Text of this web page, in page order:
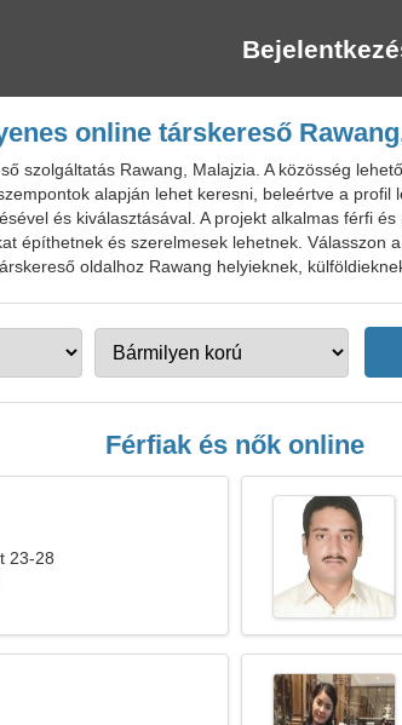
online társkereső
szolgáltatás Rawang, Malajzia. A közösség
alapján lehet keresni, beleértve a
és kiválasztásával. A projekt alkalmas férfi
építhetnek és szerelmesek lehetnek. Válasszon
oldalhoz Rawang helyieknek,
Férfiak és nők online
23-28